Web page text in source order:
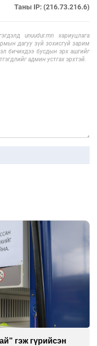
Таны IP: (216.73.216.6)
unuudur.mn хариуцлага
дагуу зүй зохисгүй зарим
бичихдээ бусдын эрх ашгийг
админ устгах эрхтэй.
гэж гүрийсэн